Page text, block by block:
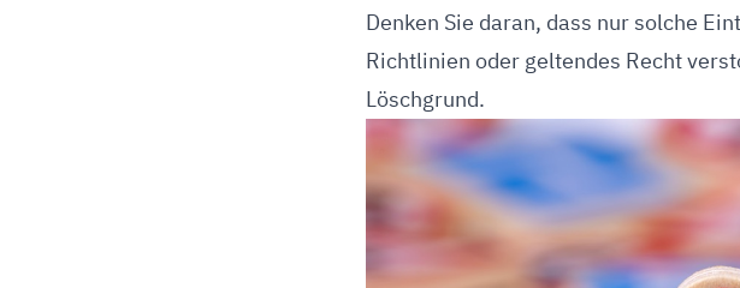
Denken Sie daran, dass nur solche
Richtlinien oder geltendes Recht
Löschgrund.